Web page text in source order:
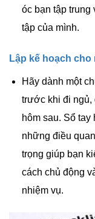
óc bạn tập trung
tập của mình.
Lập kế hoạch
Hãy dành một
trước khi đi ngủ,
hôm sau. Sổ
những điều
trọng giúp bạn
cách chủ động
nhiệm vụ.